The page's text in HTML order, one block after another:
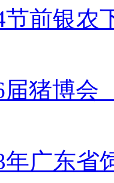
节前银农
届猪博会
年广东省